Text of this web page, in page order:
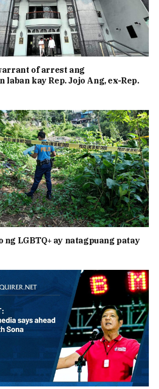
of arrest ang
laban kay Rep. Jojo Ang, ex-Rep.
ng LGBTQ+ ay natagpuang patay